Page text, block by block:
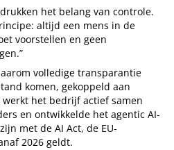
het belang van controle.
altijd een mens in de
voorstellen en geen
volledige transparantie
komen, gekoppeld aan
het bedrijf actief samen
en ontwikkelde het agentic AI-
met de AI Act, de EU-
2026 geldt.